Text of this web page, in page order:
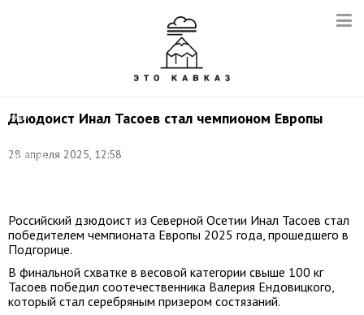
Дзюдоист Инал Тасоев стал чемпионом Европы
28 апреля 2025, 12:58
Инал
Наталия
Российский дзюдоист из Северной Осетии Инал Тасоев стал
победителем чемпионата Европы 2025 года, прошедшего в
Подгорице.
В финальной схватке в весовой категории свыше 100 кг
Тасоев победил соотечественника Валерия Ендовицкого,
который стал серебряным призером состязаний.